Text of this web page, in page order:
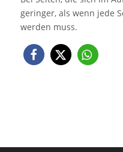
geringer, als wenn jede
werden muss.